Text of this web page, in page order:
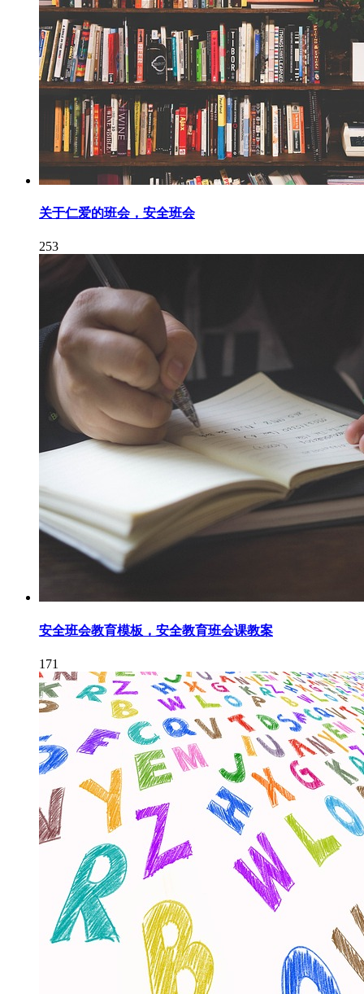
关于仁爱的班会，安全班会
253
安全班会教育模板，安全教育班会课教案
171